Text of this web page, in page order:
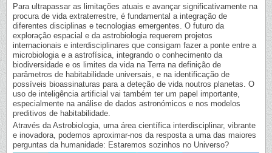
Para ultrapassar as limitações atuais e avançar significativamente na
procura de vida extraterrestre, é fundamental a integração de
diferentes disciplinas e tecnologias emergentes. O futuro da
exploração espacial e da astrobiologia requerem projetos
internacionais e interdisciplinares que consigam fazer a ponte entre a
microbiologia e a astrofísica, integrando o conhecimento da
biodiversidade e os limites da vida na Terra na definição de
parâmetros de habitabilidade universais, e na identificação de
possíveis bioassinaturas para a deteção de vida noutros planetas. O
uso de inteligência artificial vai também ter um papel importante,
especialmente na análise de dados astronómicos e nos modelos
preditivos de habitabilidade.
Através da Astrobiologia, uma área científica interdisciplinar, vibrante
e inovadora, podemos aproximar-nos da resposta a uma das maiores
perguntas da humanidade: Estaremos sozinhos no Universo?